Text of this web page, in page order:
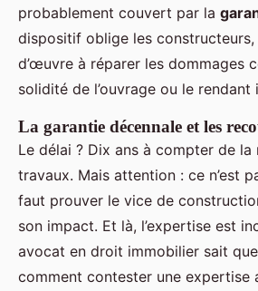
probablement couvert par la
dispositif oblige les
d’œuvre à réparer les dommages
solidité de l’ouvrage ou le rendant
La garantie décennale et les
Le délai ? Dix ans à compter de
travaux. Mais attention : ce n’est
faut prouver le vice de
son impact. Et là, l’expertise est
avocat en droit immobilier sait
comment contester une expertise